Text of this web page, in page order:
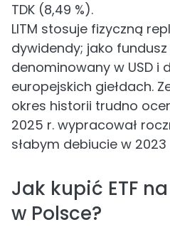
TDK (8,49 %).
LITM stosuje fizyczną
dywidendy; jako fundusz
denominowany w USD i
europejskich giełdach.
okres historii trudno
2025 r. wypracował
słabym debiucie w 2023
Jak kupić ETF
w Polsce?